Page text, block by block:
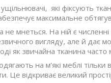
які фіксують
максимальне
не мнеться. На ній є
вигляду, але й дає
як звичайна тканина
на м’які меблі
Це відкриває великий